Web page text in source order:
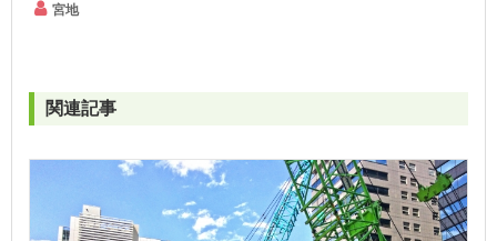
宮地
関連記事